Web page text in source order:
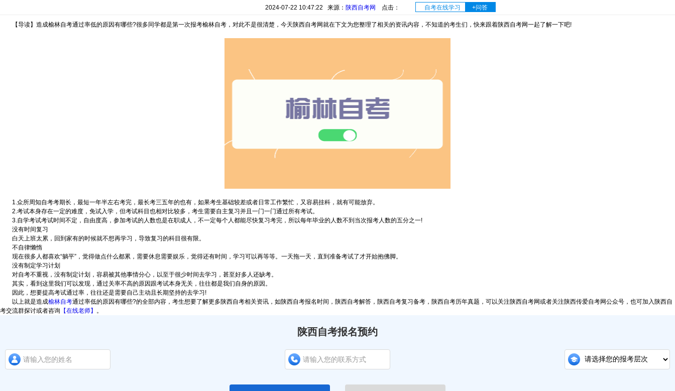
2024-07-22 10:47:22 来源： 陕西自考网 点击： 自考在线学习 +问答
【导读】造成榆林自考通过率低的原因有哪些?很多同学都是第一次报考榆林自考，对此不是很清楚，今天陕西自考网就在下文为您整理了相关的资讯内容，不知道的考生们，快来跟着陕西自考网一起了解一下吧!
1.众所周知自考考期长，最短一年半左右考完，最长考三五年的也有，如果考生基础较差或者日常工作繁忙，又容易挂科，就有可能放弃。
2.考试本身存在一定的难度，免试入学，但考试科目也相对比较多，考生需要自主复习并且一门一门通过所有考试。
3.自学考试考试时间不定，自由度高，参加考试的人数也是在职成人，不一定每个人都能尽快复习考完，所以每年毕业的人数不到当次报考人数的五分之一!
没有时间复习
白天上班太累，回到家有的时候就不想再学习，导致复习的科目很有限。
不自律懒惰
现在很多人都喜欢“躺平”，觉得做点什么都累，需要休息需要娱乐，觉得还有时间，学习可以再等等。一天拖一天，直到准备考试了才开始抱佛脚。
没有制定学习计划
对自考不重视，没有制定计划，容易被其他事情分心，以至于很少时间去学习，甚至好多人还缺考。
其实，看到这里我们可以发现，通过关率不高的原因跟考试本身无关，往往都是我们自身的原因。
因此，想要提高考试通过率，往往还是需要自己主动且长期坚持的去学习!
以上就是造成榆林自考通过率低的原因有哪些?的全部内容，考生想要了解更多陕西自考相关资讯，如陕西自考报名时间，陕西自考解答，陕西自考复习备考，陕西自考历年真题，可以关注陕西自考网或者关注陕西传爱自考网公众号，也可加入陕西自
考交流群探讨或者咨询 【在线老师】 。
陕西自考报名预约